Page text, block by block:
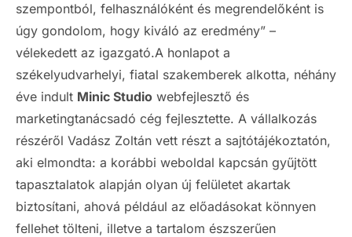
szempontból, felhasználóként és megrendelőként is
úgy gondolom, hogy kiváló az eredmény” –
vélekedett az igazgató.A honlapot a
székelyudvarhelyi, fiatal szakemberek alkotta, néhány
éve indult Minic Studio webfejlesztő és
marketingtanácsadó cég fejlesztette. A vállalkozás
részéről Vadász Zoltán vett részt a sajtótájékoztatón,
aki elmondta: a korábbi weboldal kapcsán gyűjtött
tapasztalatok alapján olyan új felületet akartak
biztosítani, ahová például az előadásokat könnyen
fellehet tölteni, illetve a tartalom észszerűen